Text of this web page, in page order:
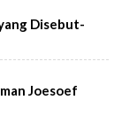
Disebut-
Joesoef